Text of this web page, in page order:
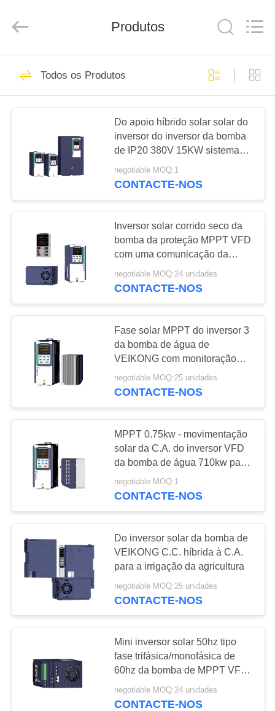
CASA
PRODUTOS
VÍDEOS
SOBRE
NÓS
TOUR
PELA
FÁBRICA
CONTROLE
QUALIDADE
EM
CONTATO
CONOSCO
UMAS
CITAÇÕES
MAPA
SITE
POLÍTICA
PRIVACIDADE
Electric
Rights
Movimentação
variável da
frequência de VFD
101
inversores de
frequência variável
41
Inversor de PMSM
23
O inversor entrou
220v a saída 380v
11
Inversor solar da
bomba da fase
monofásica
Produtos
Todos os Produtos
Do apoio híbrido solar solar do
inversor do inversor da bomba
de IP20 380V 15KW sistema
híbrido
negotiable MOQ:1
CONTACTE-NOS
Inversor solar corrido seco da
bomba da proteção MPPT VFD
com uma comunicação da
ferramenta do PC
negotiable MOQ:24 unidades
CONTACTE-NOS
Fase solar MPPT do inversor 3
da bomba de água de
VEIKONG com monitoração
remota de GPRS
negotiable MOQ:25 unidades
CONTACTE-NOS
MPPT 0.75kw - movimentação
solar da C.A. do inversor VFD
da bomba de água 710kw para
o sistema de irrigação solar da
bomba
negotiable MOQ:1
CONTACTE-NOS
Do inversor solar da bomba de
VEIKONG C.C. híbrida à C.A.
para a irrigação da agricultura
negotiable MOQ:25 unidades
CONTACTE-NOS
Mini inversor solar 50hz tipo
fase trifásica/monofásica de
60hz da bomba de MPPT VFD
micro
negotiable MOQ:24 unidades
CONTACTE-NOS